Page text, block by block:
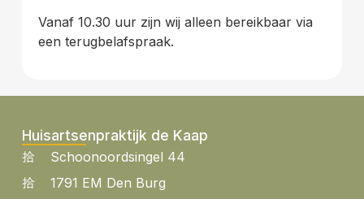
Vanaf 10.30 uur zijn wij alleen bereikbaar via
een terugbelafspraak.
Huisartsenpraktijk de Kaap
Schoonoordsingel 44
1791 EM Den Burg